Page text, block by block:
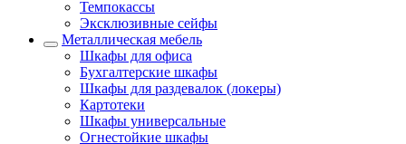
Темпокассы
Эксклюзивные сейфы
Металлическая мебель
Шкафы для офиса
Бухгалтерские шкафы
Шкафы для раздевалок (локеры)
Картотеки
Шкафы универсальные
Огнестойкие шкафы